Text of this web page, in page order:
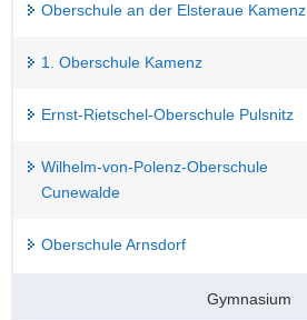
Oberschule an der Elsteraue Kamenz
1. Oberschule Kamenz
Ernst-Rietschel-Oberschule Pulsnitz
Wilhelm-von-Polenz-Oberschule
Cunewalde
Oberschule Arnsdorf
Gymnasium